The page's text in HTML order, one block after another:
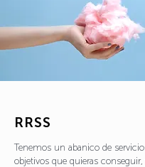
RRSS
Tenemos un abanico de
objetivos que quieras